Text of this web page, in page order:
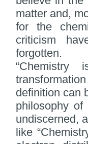
matter and,
for the
criticism
forgotten.
definition can
philosophy
undiscerned,
like